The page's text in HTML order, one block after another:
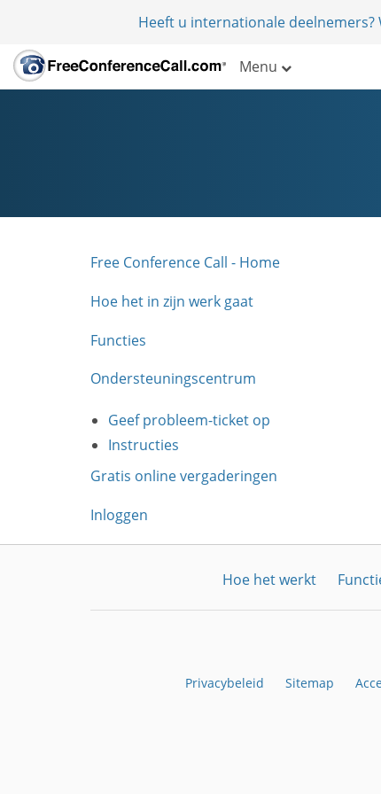
Heeft u internationale
Menu
Free Conference Call - Home
Hoe het in zijn werk gaat
Functies
Ondersteuningscentrum
Geef probleem-ticket op
Instructies
Gratis online vergaderingen
Inloggen
Hoe het werkt
Privacybeleid Sitemap